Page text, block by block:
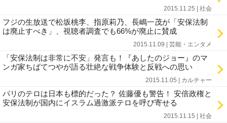
2015.11.25 | 社会
フジの生放送で松坂桃李、指原莉乃、長嶋一茂が「安保法制
は廃止すべき」、視聴者調査でも66%が廃止に賛成
2015.11.09 | 芸能・エンタメ
「安保法制は非常に不安」発言も！『あしたのジョー』のマ
ンガ家ちばてつやが語る壮絶な戦争体験と反戦への思い
2015.11.05 | カルチャー
パリのテロは日本も標的だった？ 佐藤優も警告！ 安倍政権と
安保法制が国内にイスラム過激派テロを呼び寄せる
2015.11.15 | 社会